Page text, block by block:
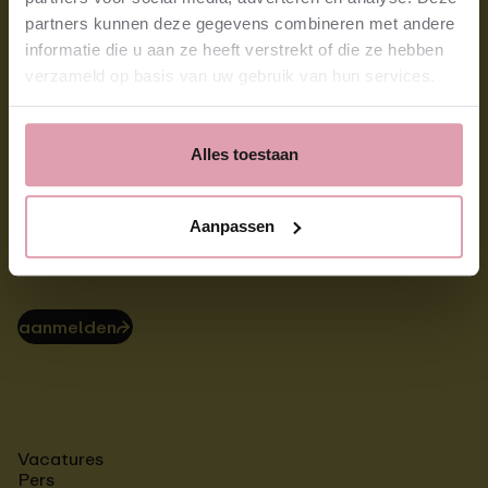
partners kunnen deze gegevens combineren met andere
informatie die u aan ze heeft verstrekt of die ze hebben
verzameld op basis van uw gebruik van hun services.
Alles toestaan
Aanpassen
Stay tuned!
Schrijf je in voor het laatste nieuws.
aanmelden⮫
Vacatures
Pers